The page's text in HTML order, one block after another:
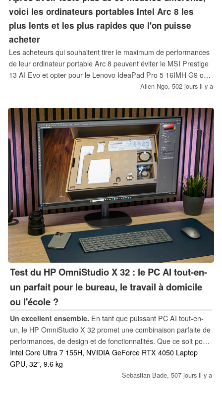
voici les ordinateurs portables Intel Arc 8 les
plus lents et les plus rapides que l'on puisse
acheter
Les acheteurs qui souhaitent tirer le maximum de performances
de leur ordinateur portable Arc 8 peuvent éviter le MSI Prestige
13 AI Evo et opter pour le Lenovo IdeaPad Pro 5 16IMH G9 ou
Allen Ngo, 502 jours il y a
Test du HP OmniStudio X 32 : le PC AI tout-en-
un parfait pour le bureau, le travail à domicile
ou l'école ?
Un excellent ensemble. En tant que puissant PC AI tout-en-
un, le HP OmniStudio X 32 promet une combinaison parfaite de
performances, de design et de fonctionnalités. Que ce soit pour
le travail, l'école ou les projets créatifs, nous avons testé les
qualités réelles de cet appareil intelligent de 32 pouces et nous
avons vérifié s'il était à la hauteur de sa réputation d'appareil
Intel Core Ultra 7 155H, NVIDIA GeForce RTX 4050 Laptop
GPU, 32", 9.6 kg
Sebastian Bade, 507 jours il y a